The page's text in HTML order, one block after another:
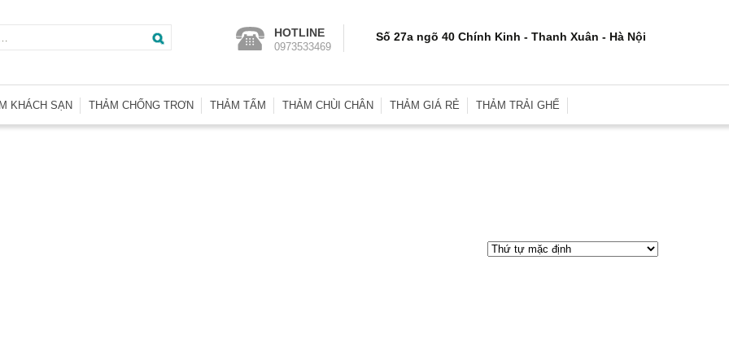
Tìm
kiếm
HOTLINE
0973533469
Số 27a ngõ 40 Chính Kinh - Thanh Xuân - Hà Nội
KHÁCH SẠN
Len Axminster
Len Đặt Dệt
THẢM CHỐNG TRƠN THẢM TẤM THẢM CHÙI CHÂN THẢM GIÁ RẺ THẢM TRẢI GHẾ
Gối Ngủ